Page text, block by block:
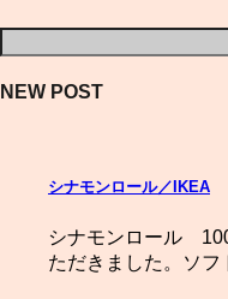
NEW POST
シナモンロール／IKEA
シナモンロール
ただきました。ソ